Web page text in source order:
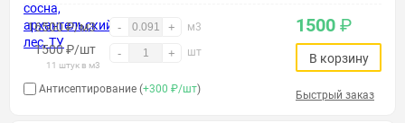
16500 ₽/м3 - + м3
1500₽/шт
11 штук в м3
- + шт
1500 ₽
Антисептирование (+300 ₽/шт)
В корзину
Быстрый заказ